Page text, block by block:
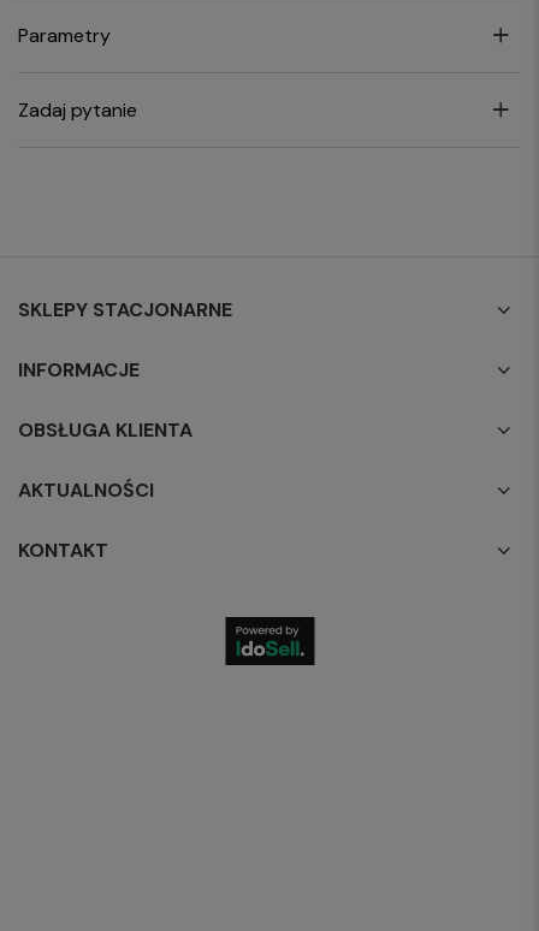
Parametry
Zadaj pytanie
SKLEPY STACJONARNE
INFORMACJE
OBSŁUGA KLIENTA
AKTUALNOŚCI
KONTAKT